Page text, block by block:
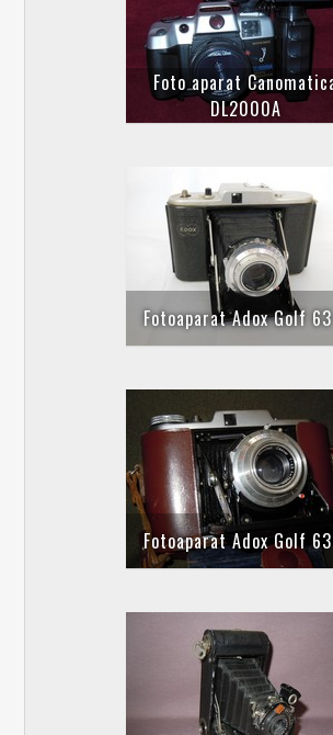
Foto aparat
DL2000A
Fotoaparat Adox Golf
Fotoaparat Adox Golf